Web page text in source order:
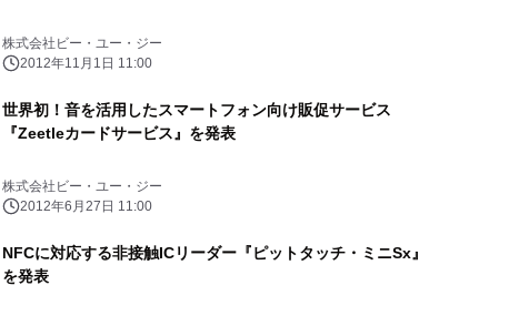
株式会社ビー・ユー・ジー
2012年11月1日 11:00
世界初！音を活用したスマートフォン向け販促サービス
『Zeetleカードサービス』を発表
株式会社ビー・ユー・ジー
2012年6月27日 11:00
NFCに対応する非接触ICリーダー『ピットタッチ・ミニSx』
を発表